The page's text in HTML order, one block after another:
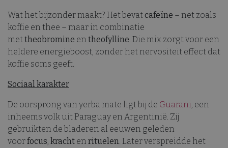
Wat het bijzonder maakt? Het bevatcafeïne – net zoals
koffie en thee – maar in combinatie
mettheobromine en theofylline. Die mix zorgt voor een
heldere energieboost, zonder het nervositeit effect dat
koffie soms geeft.
Sociaal karakter
De oorsprong van yerba mate ligt bij de Guarani, een
inheems volk uit Paraguay en Argentinië. Zij
gebruikten de bladeren al eeuwen geleden
voorfocus, kracht en rituelen. Later verspreidde het